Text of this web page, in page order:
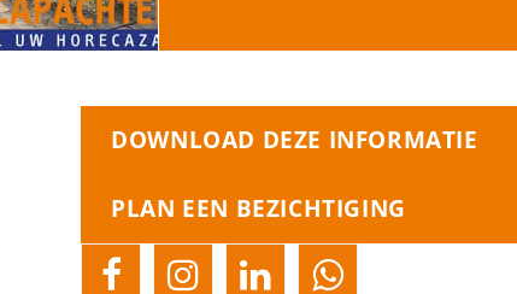
DOWNLOAD DEZE INFORMATIE
PLAN EEN BEZICHTIGING